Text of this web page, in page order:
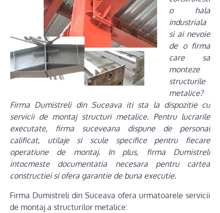
o hala
industriala
si ai nevoie
de o firma
care sa
monteze
structurile
metalice?
Firma Dumistreli din Suceava iti sta la dispozitie cu
servicii de montaj structuri metalice. Pentru lucrarile
executate, firma suceveana dispune de personal
calificat, utilaje si scule specifice pentru fiecare
operatiune de montaj. In plus, firma Dumistreli
intocmeste documentatia necesara pentru cartea
constructiei si ofera garantie de buna executie.
Firma Dumistreli din Suceava ofera urmatoarele servicii
de montaj a structurilor metalice: